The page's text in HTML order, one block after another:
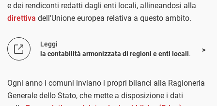
e dei rendiconti redatti dagli enti locali, allineandosi alla
direttiva dell’Unione europea relativa a questo ambito.
Leggi
la contabilità armonizzata di regioni e enti locali.
Ogni anno i comuni inviano i propri bilanci alla Ragioneria
Generale dello Stato, che mette a disposizione i dati